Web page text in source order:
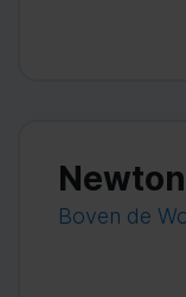
Boven de